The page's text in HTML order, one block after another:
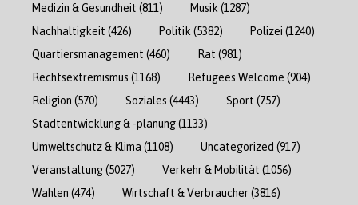
Medizin & Gesundheit (811) Musik (1287)
Nachhaltigkeit (426) Politik (5382) Polizei (1240)
Quartiersmanagement (460) Rat (981)
Rechtsextremismus (1168) Refugees Welcome (904)
Religion (570) Soziales (4443) Sport (757)
Stadtentwicklung & -planung(1133)
Umweltschutz & Klima (1108) Uncategorized (917)
Veranstaltung(5027) Verkehr & Mobilität (1056)
Wahlen (474) Wirtschaft & Verbraucher(3816)